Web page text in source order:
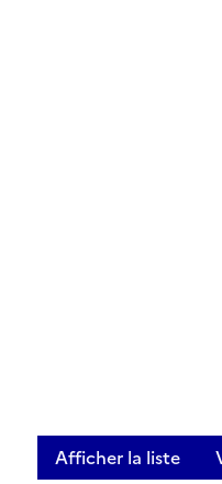
Afficher la liste